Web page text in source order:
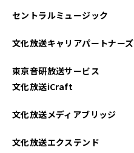
セントラルミュージック
文化放送キャリアパートナーズ
東京音研放送サービス
文化放送iCraft
文化放送メディアブリッジ
文化放送エクステンド